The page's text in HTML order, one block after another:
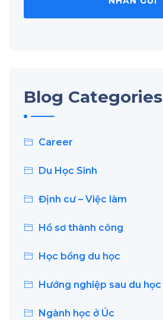
Blog Categories
Career
Du Học Sinh
Định cư – Việc làm
Hồ sơ thành công
Học bổng du học
Hướng nghiệp sau du học
Ngành học ở Úc